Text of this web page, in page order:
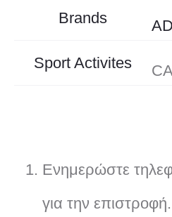
Brands
Sport Activites
Ενημερώστε
για την επιστροφή.